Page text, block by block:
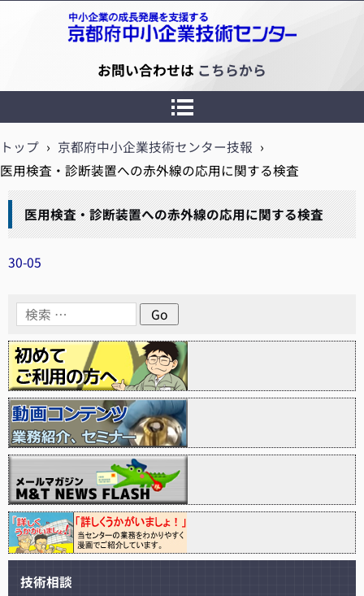
京都府中小企業技術センター
お問い合わせは こちらから
トップ › 京都府中小企業技術センター技報 ›
医用検査・診断装置への赤外線の応用に関する検査
医用検査・診断装置への赤外線の応用に関する検査
30-05
技術相談